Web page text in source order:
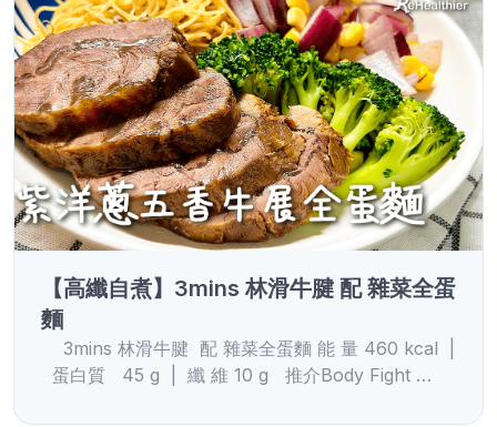
【高纖自煮】3mins 林滑牛腱 配 雜菜全蛋
麵
3mins 林滑牛腱 配 雜菜全蛋麵 能 量 460 kcal |
蛋白質 45 g | 纖 維 10 g 推介Body Fight …